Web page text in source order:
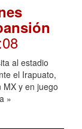
al estadio
el Irapuato,
y en juego
»